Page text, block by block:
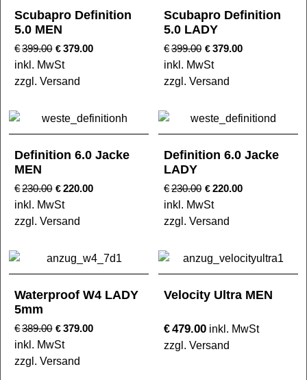
Scubapro Definition
5.0 MEN
€399.00 € 379.00
inkl. MwSt
zzgl. Versand
Scubapro Definition
5.0 LADY
€399.00 €379.00
inkl. MwSt
zzgl. Versand
Definition 6.0 Jacke
MEN
€230.00 € 220.00
inkl. MwSt
zzgl. Versand
Definition 6.0 Jacke
LADY
€230.00 €220.00
inkl. MwSt
zzgl. Versand
Waterproof W4 LADY
5mm
€389.00 € 379.00
inkl. MwSt
zzgl. Versand
Velocity Ultra MEN
€479.00 inkl. MwSt
zzgl. Versand